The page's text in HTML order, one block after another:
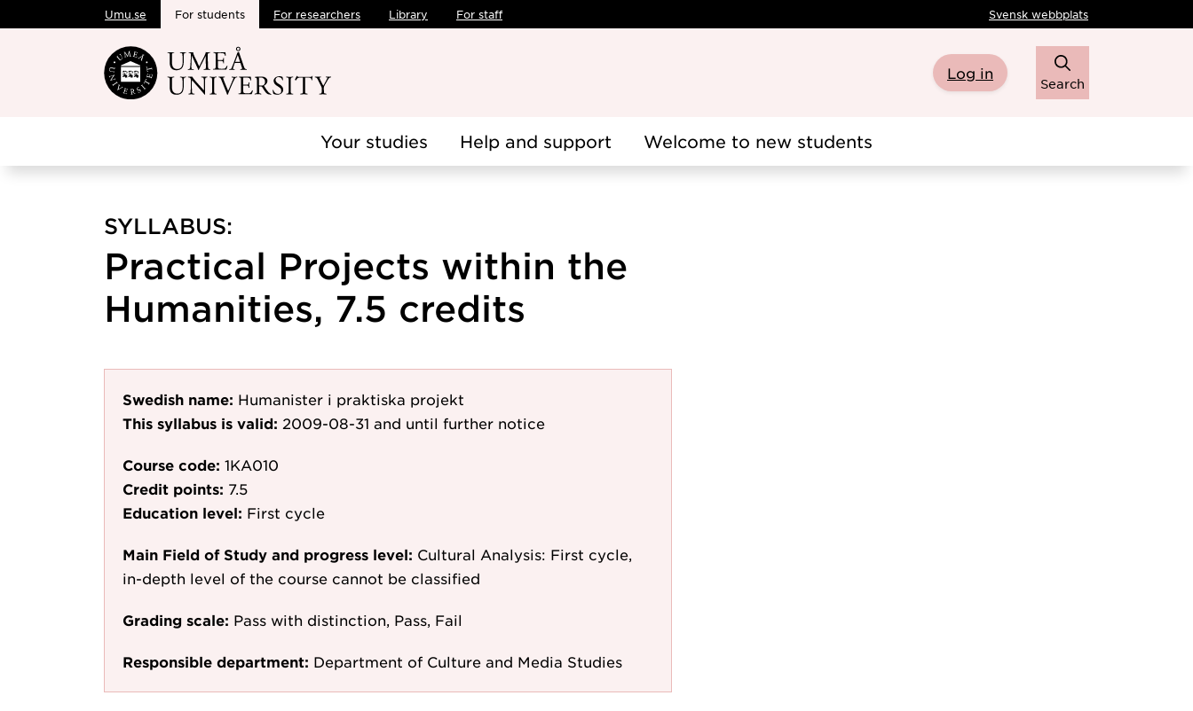
Skip to main content
Umu.se For students For researchers Library For staff Svensk webbplats
Log in
Search
Your studies Help and support Welcome to new students
SYLLABUS:
Practical Projects within the
Humanities, 7.5 credits
Swedish name: Humanister i praktiska projekt
This syllabus is valid: 2009-08-31 and until further notice
Course code: 1KA010
Credit points: 7.5
Education level: First cycle
Main Field of Study and progress level: Cultural Analysis: First cycle,
in-depth level of the course cannot be classified
Grading scale: Pass with distinction, Pass, Fail
Responsible department: Department of Culture and Media Studies